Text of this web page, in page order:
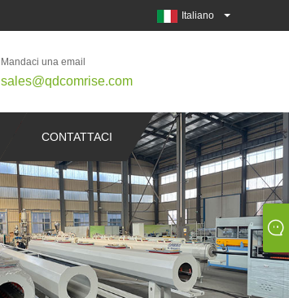
Italiano
Mandaci una email
sales@qdcomrise.com
CONTATTACI